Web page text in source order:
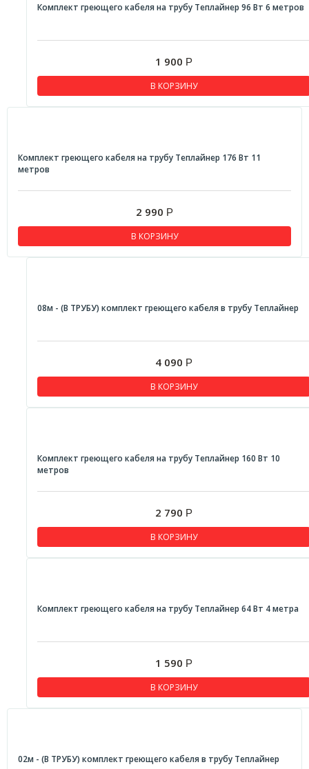
Комплект греющего кабеля на трубу Теплайнер 96 Вт 6 метров
1 900 Р
В КОРЗИНУ
Комплект греющего кабеля на трубу Теплайнер 176 Вт 11
метров
2 990 Р
В КОРЗИНУ
08м - (В ТРУБУ) комплект греющего кабеля в трубу Теплайнер
4 090 Р
В КОРЗИНУ
Комплект греющего кабеля на трубу Теплайнер 160 Вт 10
метров
2 790 Р
В КОРЗИНУ
Комплект греющего кабеля на трубу Теплайнер 64 Вт 4 метра
1 590 Р
В КОРЗИНУ
02м - (В ТРУБУ) комплект греющего кабеля в трубу Теплайнер